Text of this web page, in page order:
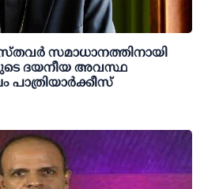
സമാധാനത്തിനായി
ദയനീയ അവസ്ഥ
പാത്രിയാർക്കീസ്